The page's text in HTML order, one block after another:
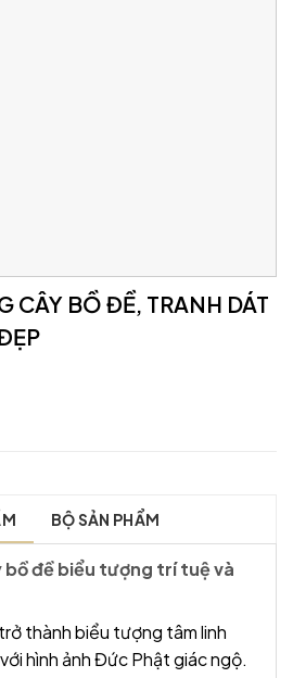
CÂY BỒ ĐỀ, TRANH DÁT
BỘ SẢN PHẨM
bồ đề biểu tượng trí tuệ và
thành biểu tượng tâm linh
hình ảnh Đức Phật giác ngộ.